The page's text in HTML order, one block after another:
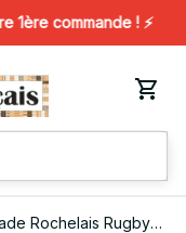
commande ! ⚡️
Rochelais Rugby